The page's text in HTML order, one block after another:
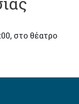
στο θέατρο